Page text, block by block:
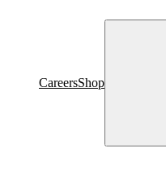
CareersShop